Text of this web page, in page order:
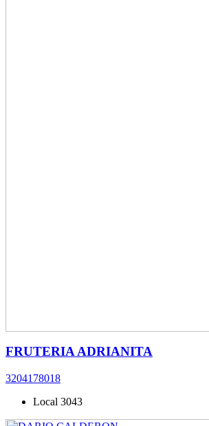
FRUTERIA ADRIANITA
3204178018
Local 3043